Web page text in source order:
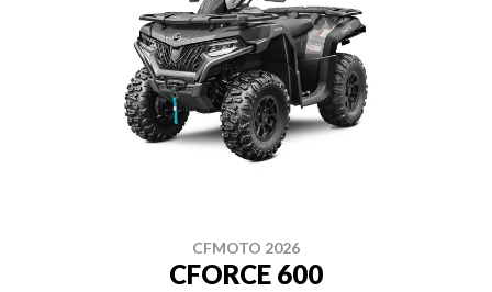
CFMOTO 2026
CFORCE 600